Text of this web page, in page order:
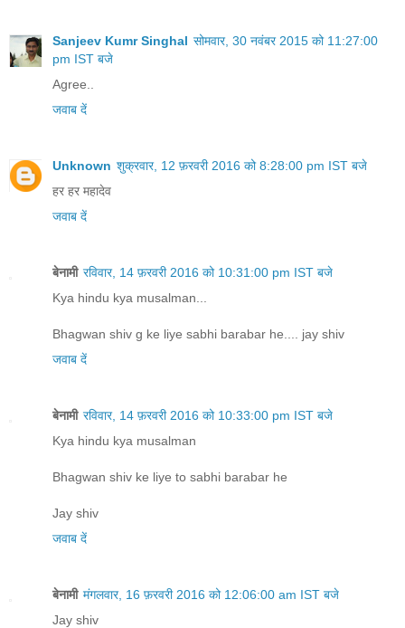
Sanjeev Kumr Singhal सोमवार, 30 नवंबर 2015 को 11:27:00
pm IST बजे
Agree..
जवाब दें
Unknown शुक्रवार, 12 फ़रवरी 2016 को 8:28:00 pm IST बजे
हर हर महादेव
जवाब दें
बेनामी रविवार, 14 फ़रवरी 2016 को 10:31:00 pm IST बजे
Kya hindu kya musalman...
Bhagwan shiv g ke liye sabhi barabar he.... jay shiv
जवाब दें
बेनामी रविवार, 14 फ़रवरी 2016 को 10:33:00 pm IST बजे
Kya hindu kya musalman
Bhagwan shiv ke liye to sabhi barabar he
Jay shiv
जवाब दें
बेनामी मंगलवार, 16 फ़रवरी 2016 को 12:06:00 am IST बजे
Jay shiv